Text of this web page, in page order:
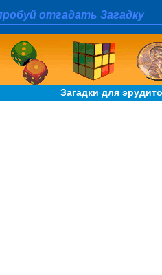
отгадать Загадку
Загадки для